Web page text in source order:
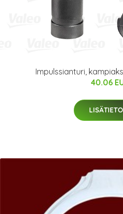
Impulssianturi,
40.06